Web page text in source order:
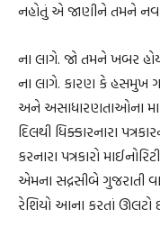
નહોતું એ જાણીને તમને
ના લાગે. જો તમને ખબર
ના લાગે. કારણ કે હસમુખ
અને અસાધારણતાઓના
દિલથી ધિક્કારનારા
કરનારા પત્રકારો
એમના સદ્નસીબે ગુજરાતી
રેશિયો આના કરતાં ઊલટો